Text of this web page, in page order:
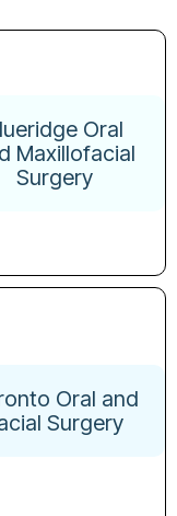
Oral
Maxillofacial
Surgery
Oral and
Surgery